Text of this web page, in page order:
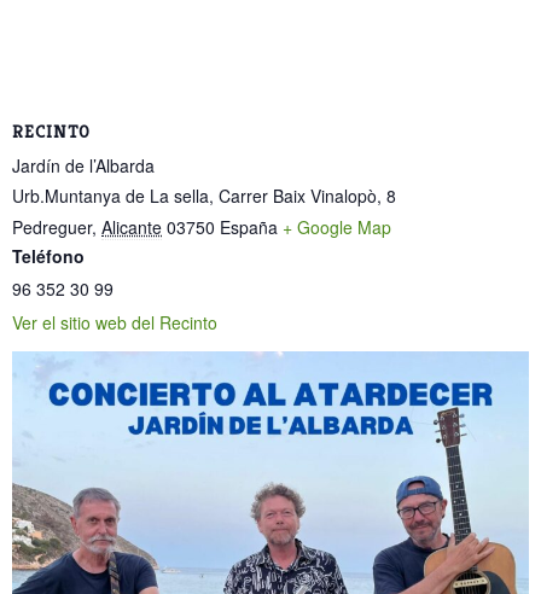
RECINTO
Jardín de l’Albarda
Urb.Muntanya de La sella, Carrer Baix Vinalopò, 8
Pedreguer, Alicante 03750 España + Google Map
Teléfono
96 352 30 99
Ver el sitio web del Recinto